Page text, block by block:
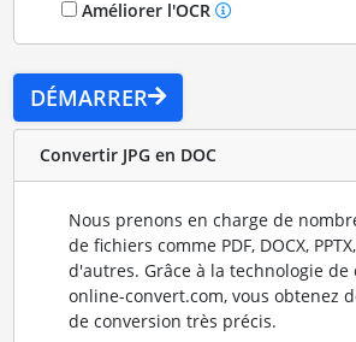
Améliorer l'OCR
DÉMARRER
Convertir JPG en DOC
Nous prenons en charge de
de fichiers comme PDF, DOCX,
d'autres. Grâce à la technologie de
online-convert.com, vous obtenez
de conversion très précis.